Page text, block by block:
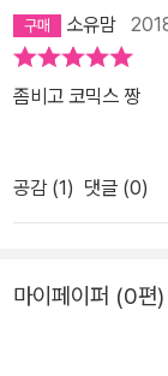
소유맘
좀비고 코믹스 짱
공감 (1) 댓글 (0)
마이페이퍼 (0편)